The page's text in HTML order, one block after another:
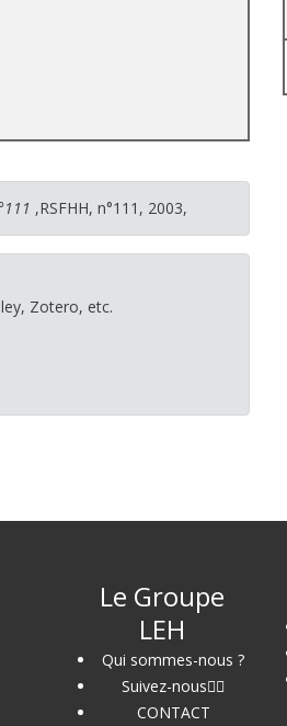
,RSFHH, n°111, 2003,
Zotero, etc.
Le Groupe
LEH
Qui sommes-nous ?
Suivez-nous
CONTACT